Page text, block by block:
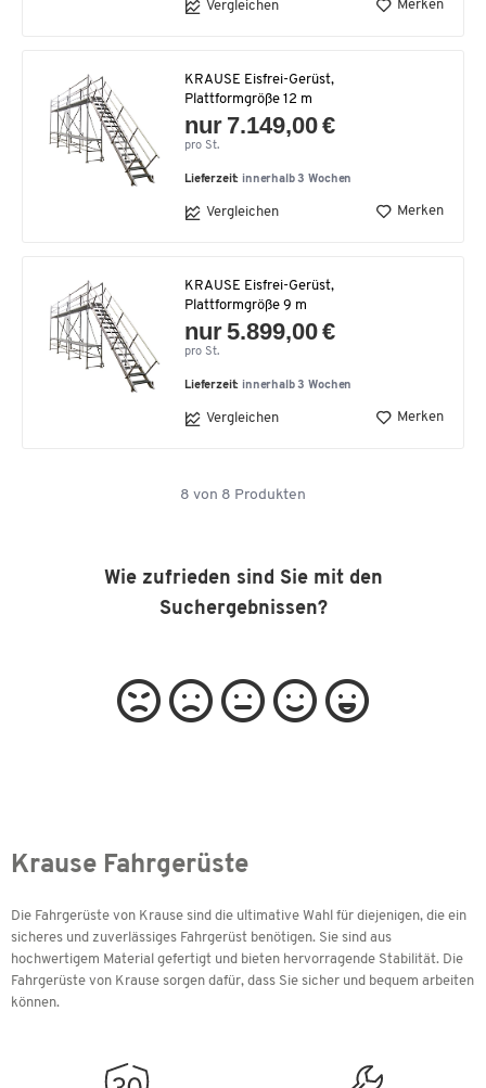
Vergleichen Merken
KRAUSE Eisfrei-Gerüst,
Plattformgröße 12 m
nur 7.149,00 €
pro St.
Lieferzeit: innerhalb 3 Wochen
Vergleichen Merken
KRAUSE Eisfrei-Gerüst,
Plattformgröße 9 m
nur 5.899,00 €
pro St.
Lieferzeit: innerhalb 3 Wochen
Vergleichen Merken
8 von 8 Produkten
Wie zufrieden sind Sie mit den
Suchergebnissen?
Krause Fahrgerüste
Die Fahrgerüste von Krause sind die ultimative Wahl für diejenigen, die ein
sicheres und zuverlässiges Fahrgerüst benötigen. Sie sind aus
hochwertigem Material gefertigt und bieten hervorragende Stabilität. Die
Fahrgerüste von Krause sorgen dafür, dass Sie sicher und bequem arbeiten
können.